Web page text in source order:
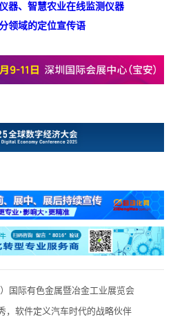
器、智慧农业在线监测仪器
领域的定位宣传语
国际有色金属暨冶金工业展览会
，软件定义汽车时代的战略伙伴